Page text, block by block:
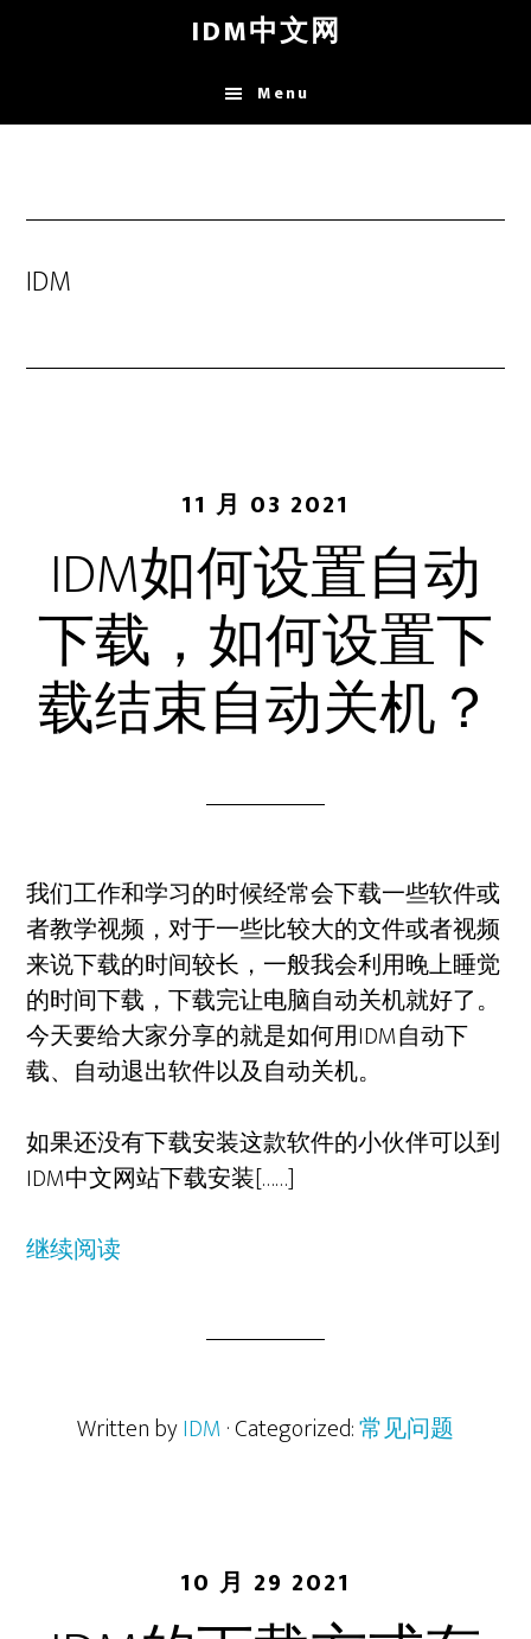
content
IDM中文网
Menu
IDM
11 月 03 2021
IDM如何设置自动
下载，如何设置下
载结束自动关机？
我们工作和学习的时候经常会下载一些软件或
者教学视频，对于一些比较大的文件或者视频
来说下载的时间较长，一般我会利用晚上睡觉
的时间下载，下载完让电脑自动关机就好了。
今天要给大家分享的就是如何用IDM自动下
载、自动退出软件以及自动关机。
如果还没有下载安装这款软件的小伙伴可以到
IDM中文网站下载安装[……]
继续阅读
Written byIDM · Categorized:常见问题
10 月 29 2021